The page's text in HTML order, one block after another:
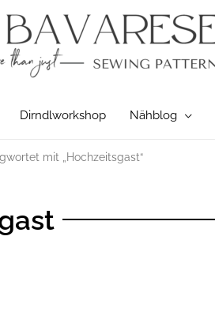
Dirndlworkshop Nähblog
mit „Hochzeitsgast“